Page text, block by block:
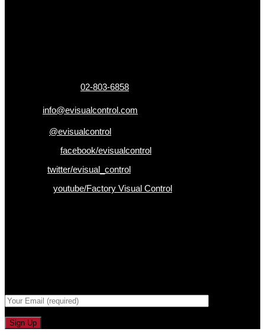
02-803-6858
info@evisualcontrol.com
@evisualcontrol
facebook/evisualcontrol
twitter/evisual_control
youtube/Factory Visual Control